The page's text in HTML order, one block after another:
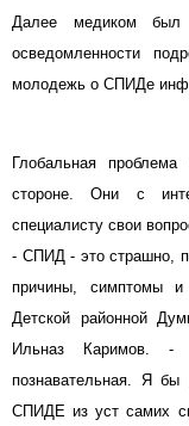
Далее медиком был
осведомленности
молодежь о СПИДе
Глобальная
стороне. Они с
специалисту свои
- СПИД - это страшно,
причины, симптомы и
Детской районной
Ильназ Каримов. -
познавательная. Я бы
СПИДЕ из уст самих